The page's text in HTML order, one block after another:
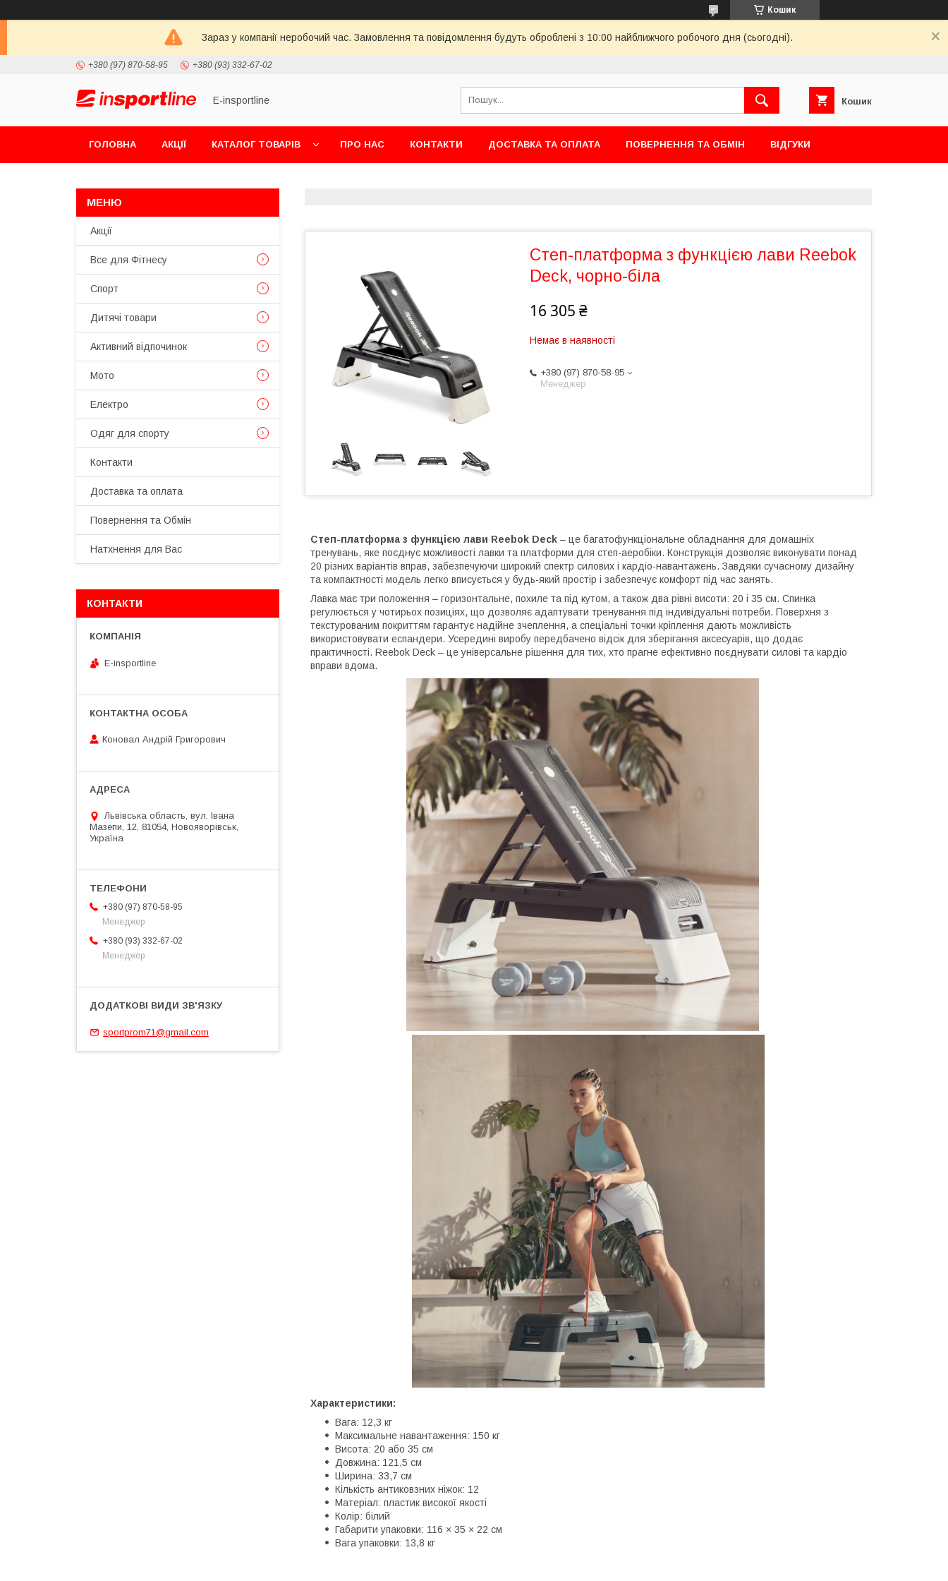
Кошик
Зараз у компанії неробочий час. Замовлення та повідомлення будуть оброблені з 10:00 найближчого робочого дня (сьогодні).
+380 (97) 870-58-95 +380 (93) 332-67-02
E-insportline Кошик
ГОЛОВНА АКЦІЇ КАТАЛОГ ТОВАРІВ ПРО НАС КОНТАКТИ ДОСТАВКА ТА ОПЛАТА ПОВЕРНЕННЯ ТА ОБМІН ВІДГУКИ
Степ-платформа з функцією лави Reebok
Deck, чорно-біла
16 305 ₴
Немає в наявності
+380 (97) 870-58-95
Менеджер
Степ-платформа з функцією лави Reebok Deck – це багатофункціональне обладнання для домашніх
тренувань, яке поєднує можливості лавки та платформи для степ-аеробіки. Конструкція дозволяє виконувати понад
20 різних варіантів вправ, забезпечуючи широкий спектр силових і кардіо-навантажень. Завдяки сучасному дизайну
та компактності модель легко вписується у будь-який простір і забезпечує комфорт під час занять.
Лавка має три положення – горизонтальне, похиле та під кутом, а також два рівні висоти: 20 і 35 см. Спинка
регулюється у чотирьох позиціях, що дозволяє адаптувати тренування під індивідуальні потреби. Поверхня з
текстурованим покриттям гарантує надійне зчеплення, а спеціальні точки кріплення дають можливість
використовувати еспандери. Усередині виробу передбачено відсік для зберігання аксесуарів, що додає
практичності. Reebok Deck – це універсальне рішення для тих, хто прагне ефективно поєднувати силові та кардіо
вправи вдома.
Характеристики:
Вага: 12,3 кг
Максимальне навантаження: 150 кг
Висота: 20 або 35 см
Довжина: 121,5 см
Ширина: 33,7 см
Кількість антиковзних ніжок: 12
Матеріал: пластик високої якості
Колір: білий
Габарити упаковки: 116 × 35 × 22 см
Вага упаковки: 13,8 кг
Акції
Все для Фітнесу
Спорт
Дитячі товари
Активний відпочинок
Мото
Електро
Одяг для спорту
Контакти
Доставка та оплата
Повернення та Обмін
Натхнення для Вас
КОНТАКТИ
E-insportline
Коновал Андрій Григорович
Львівська область, вул. Івана
Мазепи, 12, 81054, Новояворівськ,
Україна
+380 (97) 870-58-95
Менеджер
+380 (93) 332-67-02
Менеджер
sportprom71@gmail.com